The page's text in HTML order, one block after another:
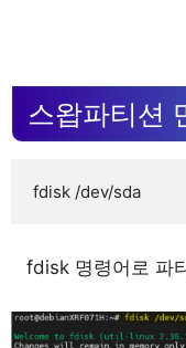
스왑파티션
fdisk /dev/sda
fdisk 명령어로 파